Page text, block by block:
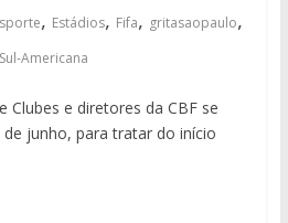
, Estádios, Fifa, gritasaopaulo,
Sul-Americana
Clubes e diretores da CBF se
junho, para tratar do início